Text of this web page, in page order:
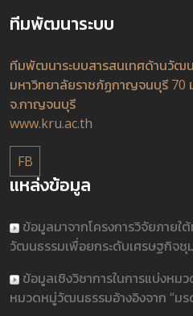
ทีมพัฒนาระบบ
ทีมพัฒนาระบบสารสนเทศด้านวัฒ
มหาวิทยาลัยราชภัฏกาญจนบุรี 70
จ.กาญจนบุรี
www.kru.ac.th
FB
แหล่งข้อมูล
ข้อมูลมาจากโครงการวิจัยภายใ
วัฒนธรรมเพื่อยกระดับเศรษฐกิจชุ
ข้อมูลเชิงวิชาการในการแบ่งห
หมวดหมู่วัฒนธรรมอ้างอิงจาก “